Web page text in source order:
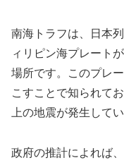
南海トラフは、日本
ィリピン海プレート
場所です。このプレ
こすことで知られて
上の地震が発生してい
政府の推計によれば